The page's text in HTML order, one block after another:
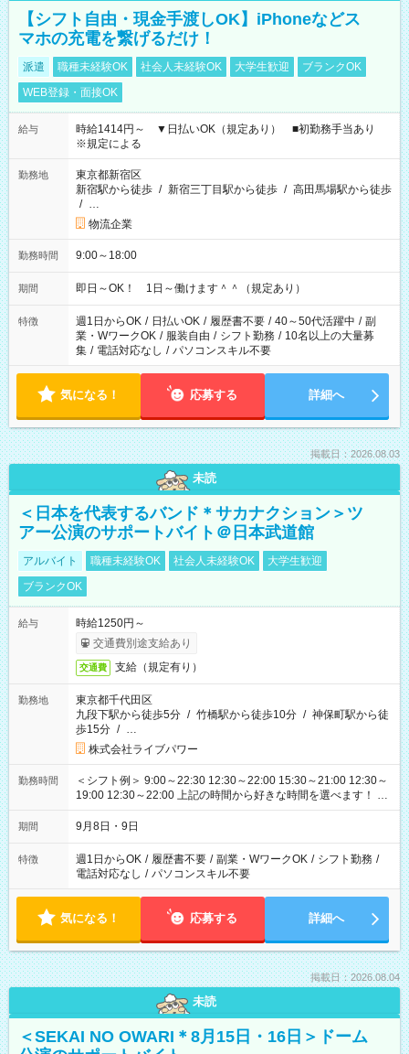
【シフト自由・現金手渡しOK】iPhoneなどス
マホの充電を繋げるだけ！
派遣 職種未経験OK 社会人未経験OK 大学生歓迎
ブランクOK
WEB登録・面接OK
給与
時給1414円～ ▼日払いOK（規定あり） ■初勤務手当あり
※規定による
勤務地
東京都新宿区
新宿駅から徒歩 / 新宿三丁目駅から徒歩 / 高田馬場駅から徒歩
/ …
物流企業
勤務時間 9:00～18:00
期間 即日～OK！ 1日～働けます＾＾（規定あり）
特徴 週1日からOK / 日払いOK / 履歴書不要 / 40～50代活躍中 / 副
業・WワークOK / 服装自由 / シフト勤務 / 10名以上の大量募
集 / 電話対応なし / パソコンスキル不要
気になる！ 応募する 詳細へ
掲載日：2026.08.03
未読
＜日本を代表するバンド＊サカナクション＞ツ
アー公演のサポートバイト＠日本武道館
アルバイト 職種未経験OK 社会人未経験OK
大学生歓迎
ブランクOK
給与
時給1250円～
交通費別途支給あり
交通費 支給（規定有り）
勤務地
東京都千代田区
九段下駅から徒歩5分 / 竹橋駅から徒歩10分 / 神保町駅から徒
歩15分 / …
株式会社ライブパワー
勤務時間
＜シフト例＞ 9:00～22:30 12:30～22:00 15:30～21:00 12:30～
19:00 12:30～22:00 上記の時間から好きな時間を選べます！ ※
時間は変更となる可能性があります
期間 9月8日・9日
特徴 週1日からOK / 履歴書不要 / 副業・WワークOK / シフト勤務 /
電話対応なし / パソコンスキル不要
気になる！ 応募する 詳細へ
掲載日：2026.08.04
未読
＜SEKAI NO OWARI＊8月15日・16日＞ドーム